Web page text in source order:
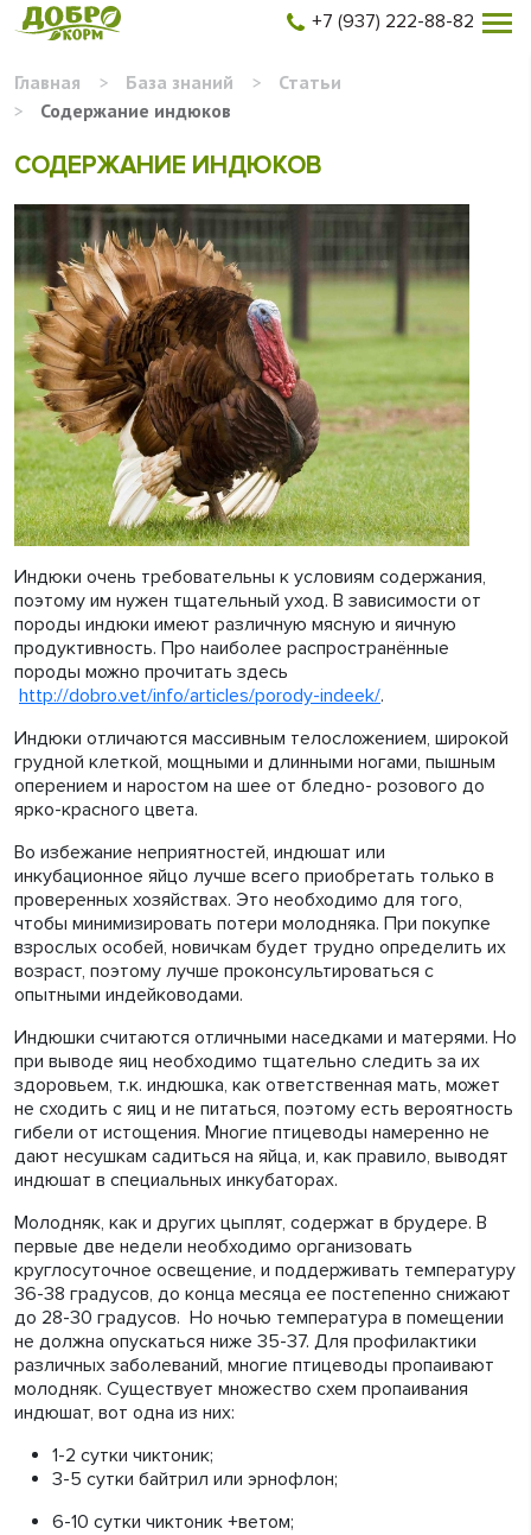
+7 (937) 222-88-82
Главная > База знаний >
Статьи
>
Содержание индюков
СОДЕРЖАНИЕ ИНДЮКОВ
Индюки очень требовательны к условиям содержания,
поэтому им нужен тщательный уход. В зависимости от
породы индюки имеют различную мясную и яичную
продуктивность. Про наиболее распространённые
породы можно прочитать здесь
http://dobro.vet/info/articles/porody-indeek/.
Индюки отличаются массивным телосложением, широкой
грудной клеткой, мощными и длинными ногами, пышным
оперением и наростом на шее от бледно- розового до
ярко-красного цвета.
Во избежание неприятностей, индюшат или
инкубационное яйцо лучше всего приобретать только в
проверенных хозяйствах. Это необходимо для того,
чтобы минимизировать потери молодняка. При покупке
взрослых особей, новичкам будет трудно определить их
возраст, поэтому лучше проконсультироваться с
опытными индейководами.
Индюшки считаются отличными наседками и матерями. Но
при выводе яиц необходимо тщательно следить за их
здоровьем, т.к. индюшка, как ответственная мать, может
не сходить с яиц и не питаться, поэтому есть вероятность
гибели от истощения. Многие птицеводы намеренно не
дают несушкам садиться на яйца, и, как правило, выводят
индюшат в специальных инкубаторах.
Молодняк, как и других цыплят, содержат в брудере. В
первые две недели необходимо организовать
круглосуточное освещение, и поддерживать температуру
36-38 градусов, до конца месяца ее постепенно снижают
до 28-30 градусов. Но ночью температура в помещении
не должна опускаться ниже 35-37. Для профилактики
различных заболеваний, многие птицеводы пропаивают
молодняк. Существует множество схем пропаивания
индюшат, вот одна из них:
1-2 сутки чиктоник;
3-5 сутки байтрил или эрнофлон;
6-10 сутки чиктоник +ветом;